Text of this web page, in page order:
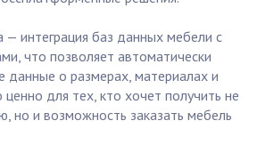
— интеграция баз данных мебели с
что позволяет автоматически
данные о размерах, материалах и
для тех, кто хочет получить не
но и возможность заказать мебель